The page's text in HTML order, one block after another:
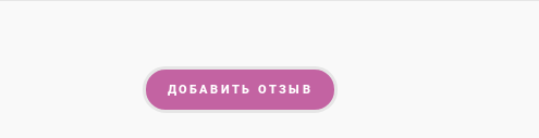
ДОБАВИТЬ ОТЗЫВ